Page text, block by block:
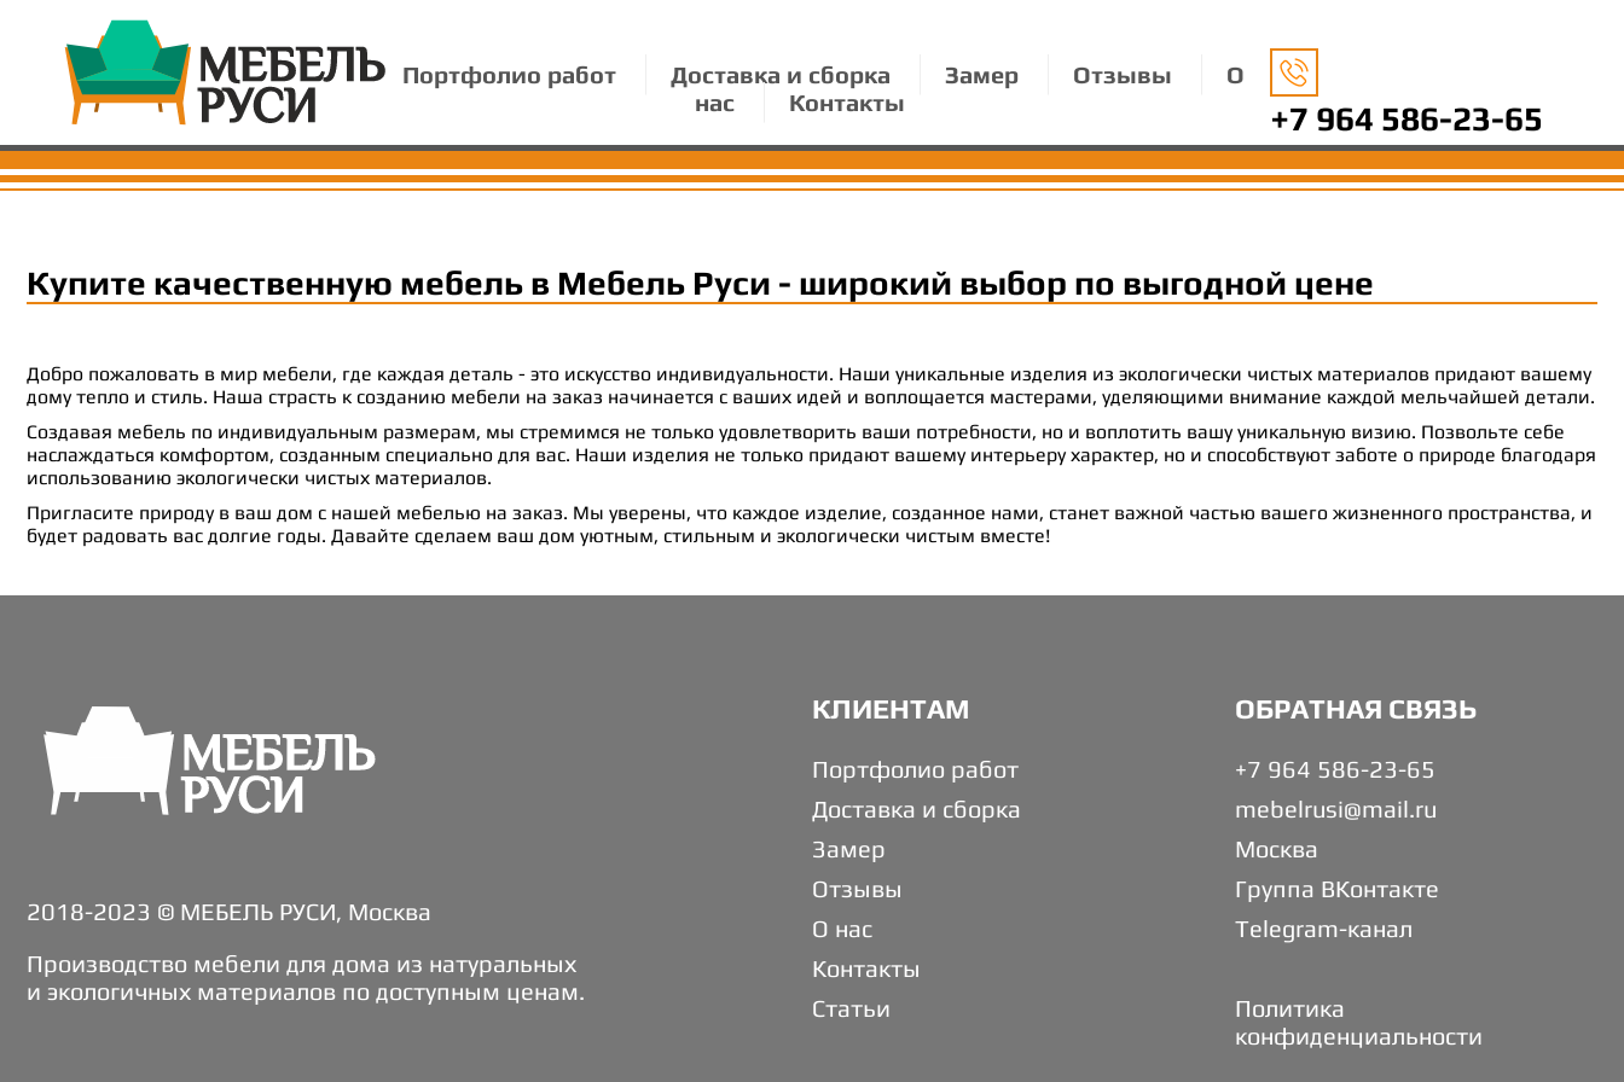
Портфолио работ Доставка и сборка Замер Отзывы
О
нас
Контакты +7 964 586-23-65
Купите качественную мебель в Мебель Руси - широкий выбор по выгодной цене
Добро пожаловать в мир мебели, где каждая деталь - это искусство индивидуальности. Наши уникальные изделия из экологически чистых материалов придают вашему
дому тепло и стиль. Наша страсть к созданию мебели на заказ начинается с ваших идей и воплощается мастерами, уделяющими внимание каждой мельчайшей детали.
Создавая мебель по индивидуальным размерам, мы стремимся не только удовлетворить ваши потребности, но и воплотить вашу уникальную визию. Позвольте себе
наслаждаться комфортом, созданным специально для вас. Наши изделия не только придают вашему интерьеру характер, но и способствуют заботе о природе благодаря
использованию экологически чистых материалов.
Пригласите природу в ваш дом с нашей мебелью на заказ. Мы уверены, что каждое изделие, созданное нами, станет важной частью вашего жизненного пространства, и
будет радовать вас долгие годы. Давайте сделаем ваш дом уютным, стильным и экологически чистым вместе!
2018-2023 © МЕБЕЛЬ РУСИ, Москва
Производство мебели для дома из натуральных
и экологичных материалов по доступным ценам.
КЛИЕНТАМ
Портфолио работ
Доставка и сборка
Замер
Отзывы
О нас
Контакты
Статьи
ОБРАТНАЯ СВЯЗЬ
+7 964 586-23-65
mebelrusi@mail.ru
Москва
Группа ВКонтакте
Telegram-канал
Политика
конфиденциальности